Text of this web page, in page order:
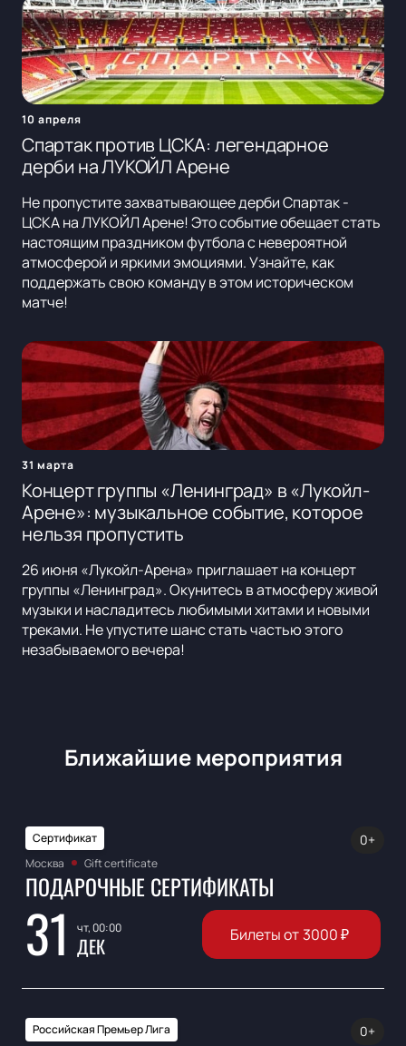
10 апреля
Спартак против ЦСКА: легендарное
дерби на ЛУКОЙЛ Арене
Не пропустите захватывающее дерби Спартак -
ЦСКА на ЛУКОЙЛ Арене! Это событие обещает стать
настоящим праздником футбола с невероятной
атмосферой и яркими эмоциями. Узнайте, как
поддержать свою команду в этом историческом
матче!
31 марта
Концерт группы «Ленинград» в «Лукойл-
Арене»: музыкальное событие, которое
нельзя пропустить
26 июня «Лукойл-Арена» приглашает на концерт
группы «Ленинград». Окунитесь в атмосферу живой
музыки и насладитесь любимыми хитами и новыми
треками. Не упустите шанс стать частью этого
незабываемого вечера!
Ближайшие мероприятия
Сертификат
Москва
Gift certificate
ПОДАРОЧНЫЕ СЕРТИФИКАТЫ
31 чт, 00:00
ДЕК
0+
Билеты от 3000₽
Российская Премьер Лига
0+